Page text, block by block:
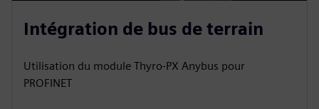
Intégration de bus de terrain
Utilisation du module Thyro-PX Anybus pour
PROFINET